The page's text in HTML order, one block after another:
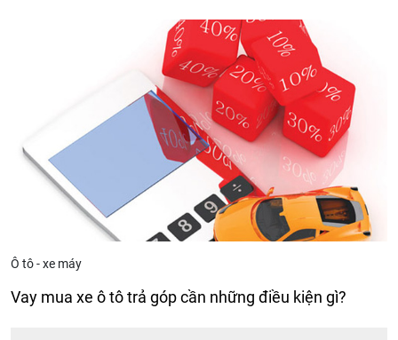
Ô tô - xe máy
Vay mua xe ô tô trả góp cần những điều kiện gì?